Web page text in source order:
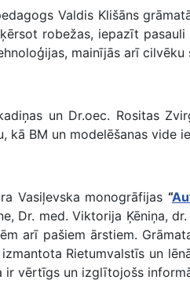
Valdis Klišāns
robežas, iepazīt
mainījās arī
un Dr.oec. Rositas
kā BM un modelēšanas vide
Vasiļevska monogrāfijas “
Dr. med. Viktorija Ķēniņa,
arī pašiem ārstiem.
Rietumvalstīs un
ir vērtīgs un izglītojošs